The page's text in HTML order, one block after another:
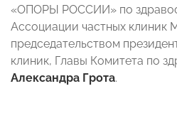
«ОПОРЫ РОССИИ» по
Ассоциации частных
председательством
клиник, Главы Комитета по
Александра Грота.